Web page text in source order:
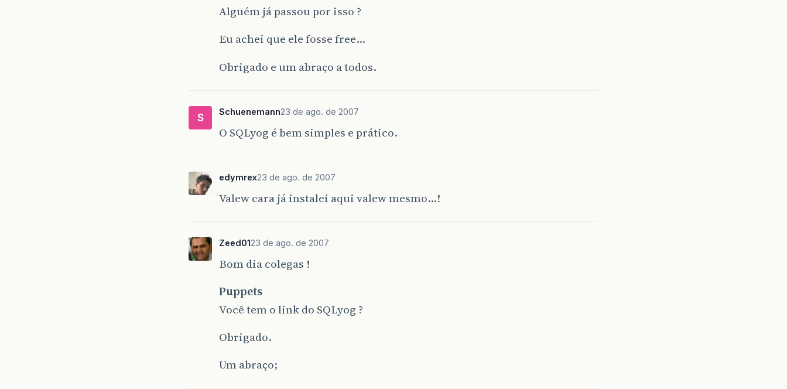
Alguém já passou por isso ?
Eu achei que ele fosse free…
Obrigado e um abraço a todos.
S Schuenemann23 de ago. de 2007
O SQLyog é bem simples e prático.
edymrex23 de ago. de 2007
Valew cara já instalei aqui valew mesmo…!
Zeed0123 de ago. de 2007
Bom dia colegas !
Puppets
Você tem o link do SQLyog ?
Obrigado.
Um abraço;